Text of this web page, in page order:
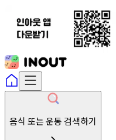
음식 또는 운동 검색하기